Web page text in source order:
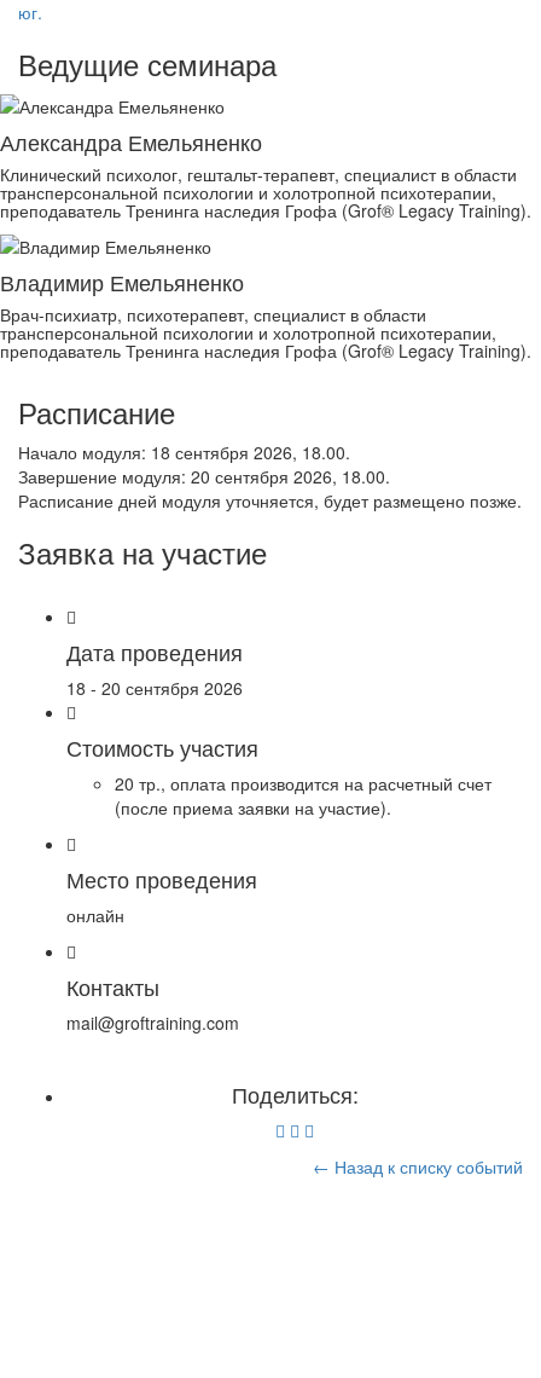
юг.
Ведущие семинара
Александра Емельяненко
Клинический психолог, гештальт-терапевт, специалист в области
трансперсональной психологии и холотропной психотерапии,
преподаватель Тренинга наследия Грофа (Grof® Legacy Training).
Владимир Емельяненко
Врач-психиатр, психотерапевт, специалист в области
трансперсональной психологии и холотропной психотерапии,
преподаватель Тренинга наследия Грофа (Grof® Legacy Training).
Расписание
Начало модуля: 18 сентября 2026, 18.00.
Завершение модуля: 20 сентября 2026, 18.00.
Расписание дней модуля уточняется, будет размещено позже.
Заявка на участие
Дата проведения
18 - 20 сентября 2026
Стоимость участия
20 тр., оплата производится на расчетный счет
(после приема заявки на участие).
Место проведения
онлайн
Контакты
mail@groftraining.com
Поделиться:
← Назад к списку событий